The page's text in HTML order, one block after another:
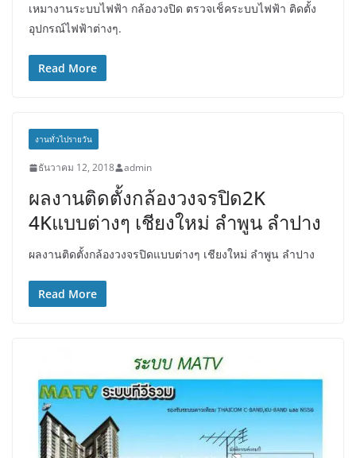
เหมางานระบบไฟฟ้า กล้องวงปิด ตรวจเช็คระบบไฟฟ้า ติดตั้ง
อุปกรณ์ไฟฟ้าต่างๆ.
Read More
งานทั่วไปรายวัน
ธันวาคม 12, 2018 admin
ผลงานติดตั้งกล้องวงจรปิด2K
4Kแบบต่างๆ เชียงใหม่ ลำพูน ลำปาง
ผลงานติดตั้งกล้องวงจรปิดแบบต่างๆ เชียงใหม่ ลำพูน ลำปาง
Read More